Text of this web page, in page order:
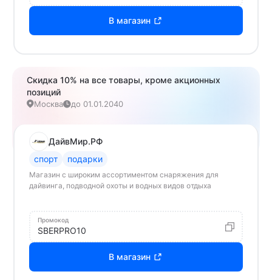
В магазин
Скидка 10% на все товары, кроме акционных
позиций
Москва до 01.01.2040
ДайвМир.РФ
спорт
подарки
Магазин с широким ассортиментом снаряжения для
дайвинга, подводной охоты и водных видов отдыха
Промокод
SBERPRO10
В магазин